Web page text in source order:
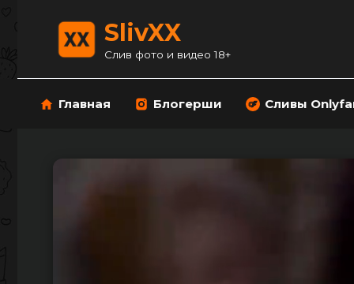
содержанию
SlivXX
Слив фото и видео 18+
Главная Блогерши Сливы